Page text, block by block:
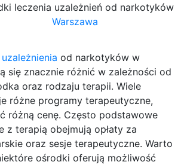
leczenia uzależnień od narkotyków
Warszawa
uzależnienia od narkotyków w
się znacznie różnić w zależności od
oraz rodzaju terapii. Wiele
różne programy terapeutyczne,
różną cenę. Często podstawowe
z terapią obejmują opłaty za
oraz sesje terapeutyczne. Warto
ośrodki oferują możliwość